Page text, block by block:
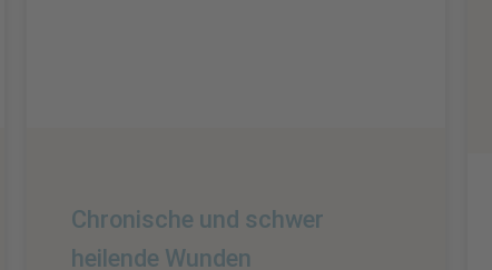
Chronische und schwer
heilende Wunden